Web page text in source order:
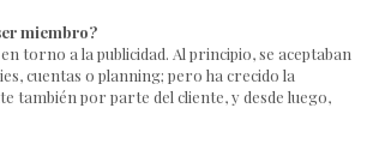
miembro?
torno a la publicidad. Al principio, se aceptaban
cuentas o planning; pero ha crecido la
también por parte del cliente, y desde luego,